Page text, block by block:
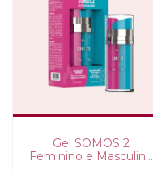
Gel SOMOS 2
Feminino e Masculino